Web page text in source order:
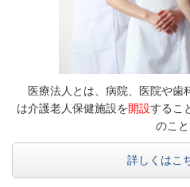
医療法人とは、病院、医院や歯
は介護老人保健施設を開設するこ
のこと
詳しくはこ